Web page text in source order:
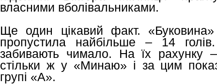
власними вболівальниками.
Ще один цікавий факт.
пропустила найбільше – 14
забивають чимало. На їх рахунку
стільки ж у «Минаю» і за цим
групі «А».